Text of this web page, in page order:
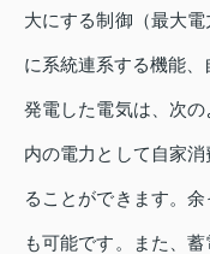
大にする制御（最大
に系統連系する機能、
発電した電気は、次
内の電力として自家
ることができます。
も可能です。また、